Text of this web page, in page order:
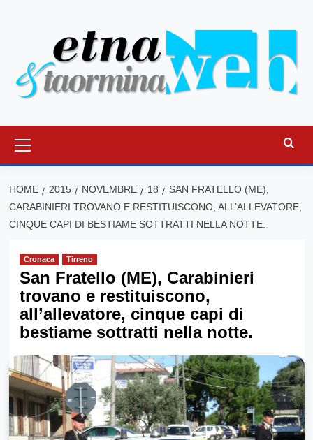
principale
HOME 2015 NOVEMBRE 18
SAN FRATELLO (ME),
CARABINIERI TROVANO E RESTITUISCONO, ALL’ALLEVATORE,
CINQUE CAPI DI BESTIAME SOTTRATTI NELLA NOTTE.
Cronaca Tirreno
San Fratello (ME), Carabinieri
trovano e restituiscono,
all’allevatore, cinque capi di
bestiame sottratti nella notte.